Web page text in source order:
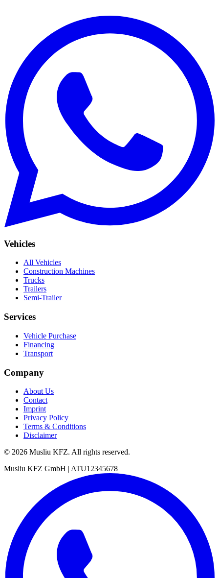
Vehicles
All Vehicles
Construction Machines
Trucks
Trailers
Semi-Trailer
Services
Vehicle Purchase
Financing
Transport
Company
About Us
Contact
Imprint
Privacy Policy
Terms & Conditions
Disclaimer
© 2026 Musliu KFZ. All rights reserved.
Musliu KFZ GmbH | ATU12345678